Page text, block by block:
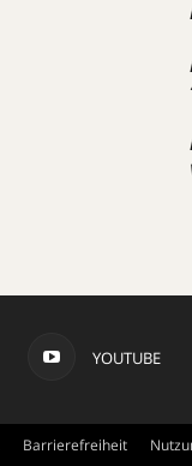
YOUTUBE
Barrierefreiheit